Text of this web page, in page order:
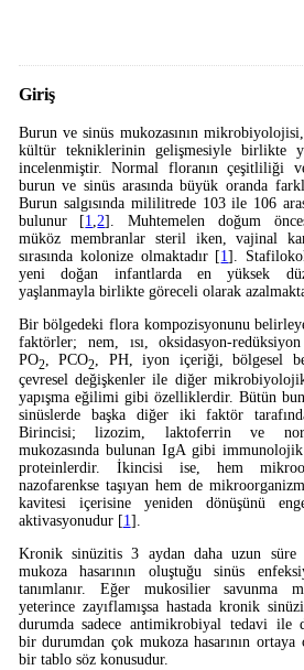
Giriş
Burun ve sinüs mukozasının
kültür tekniklerinin gelişmesiyle birlikte
incelenmiştir. Normal floranın çeşitliliği
burun ve sinüs arasında büyük oranda
Burun salgısında mililitrede 103 ile 106
bulunur [1 2]. Muhtemelen doğum
müköz membranlar steril iken, vajinal
sırasında kolonize olmaktadır [1]. Stafilokok
yeni doğan infantlarda en yüksek
yaşlanmayla birlikte göreceli olarak
Bir bölgedeki flora kompozisyonunu
faktörler; nem, ısı, oksidasyon-redüksiyon
PO2, PCO2 , PH, iyon içeriği, bölgesel
çevresel değişkenler ile diğer
yapışma eğilimi gibi özelliklerdir. Bütün
sinüslerde başka diğer iki faktör
Birincisi; lizozim, laktoferrin ve
mukozasında bulunan IgA gibi
proteinlerdir. İkincisi ise, hem
nazofarenkse taşıyan hem de
kavitesi içerisine yeniden dönüşünü
aktivasyonudur [1].
Kronik sinüzitis 3 aydan daha uzun süre
mukoza hasarının oluştuğu sinüs
tanımlanır. Eğer mukosilier savunma
yeterince zayıflamışsa hastada kronik
durumda sadece antimikrobiyal tedavi ile
bir durumdan çok mukoza hasarının ortaya
bir tablo söz konusudur.